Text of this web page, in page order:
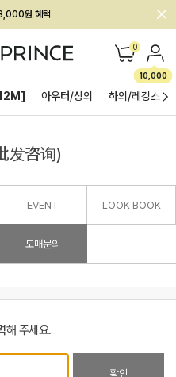
원 혜택
0
10,000
아우터/상의 하의/레깅스
发咨询)
EVENT LOOK BOOK
도매문의
해 주세요.
확인